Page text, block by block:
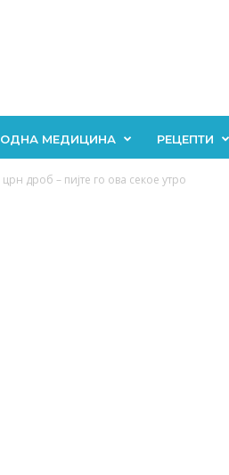
МЕДИЦИНА РЕЦЕПТИ
дроб – пијте го ова секое утро